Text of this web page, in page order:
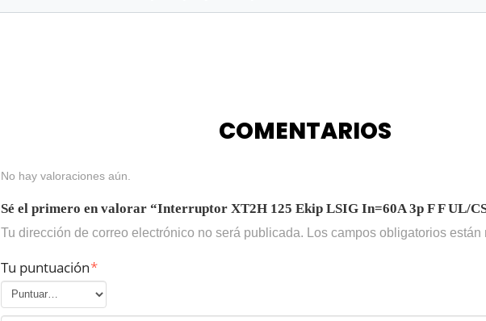
COMENTARIOS
No hay valoraciones aún.
Sé el primero en valorar “Interruptor XT2H 125 Ekip LSIG In=60A 3p F F UL/
Tu dirección de correo electrónico no será publicada. Los campos obligatorios
Tu puntuación*